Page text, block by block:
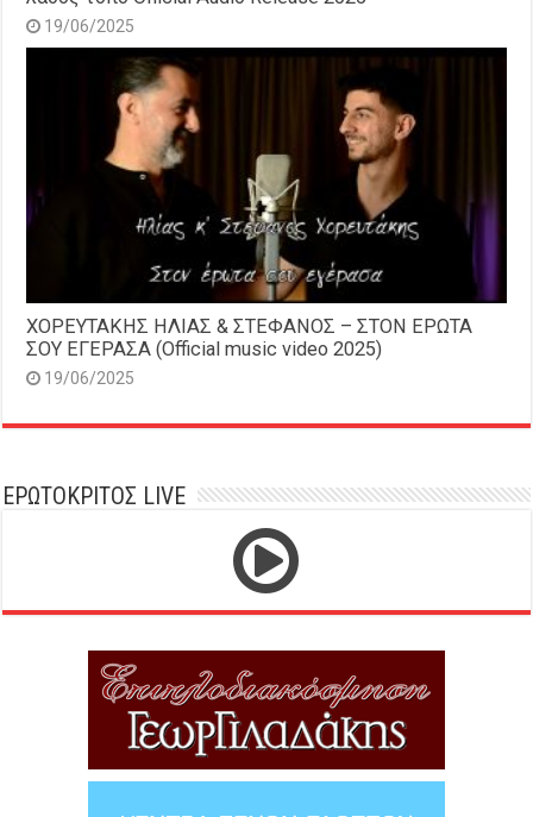
19/06/2025
ΧΟΡΕΥΤΑΚΗΣ ΗΛΙΑΣ & ΣΤΕΦΑΝΟΣ – ΣΤΟΝ ΕΡΩΤΑ
ΣΟΥ ΕΓΕΡΑΣΑ (Official music video 2025)
19/06/2025
ΕΡΩΤΟΚΡΙΤΟΣ LIVE